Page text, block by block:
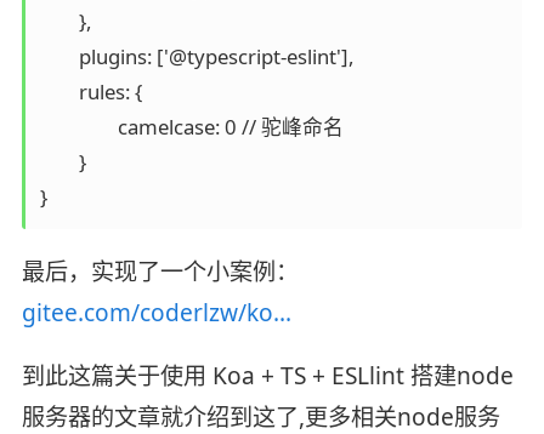
}
最后，实现了一个小案例：
gitee.com/coderlzw/ko…
到此这篇关于使用 Koa + TS + ESLlint 搭建node
服务器的文章就介绍到这了,更多相关node服务